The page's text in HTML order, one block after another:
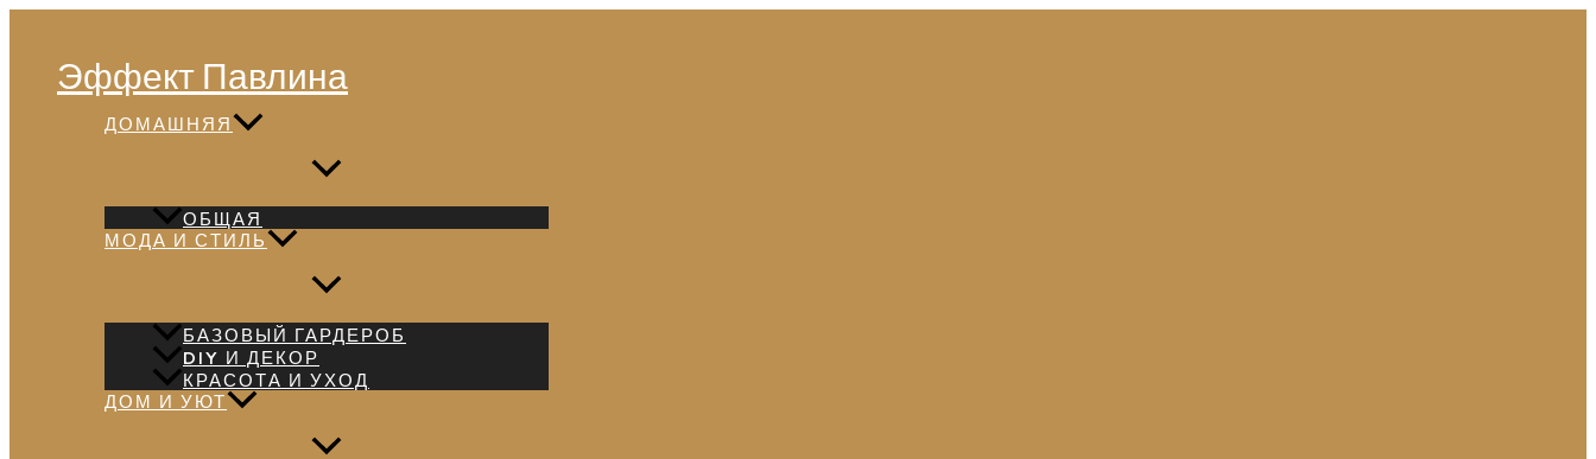
содержимому
Эффект Павлина
ДОМАШНЯЯ
ОБЩАЯ
МОДА И СТИЛЬ
БАЗОВЫЙ ГАРДЕРОБ
DIY И ДЕКОР
КРАСОТА И УХОД
ДОМ И УЮТ